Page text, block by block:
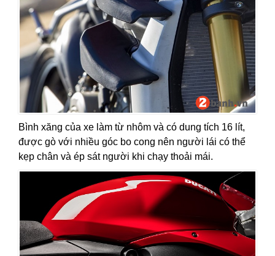
Bình xăng của xe làm từ nhôm và có dung tích 16 lít,
được gò với nhiều góc bo cong nên người lái có thể
kẹp chân và ép sát người khi chạy thoải mái.